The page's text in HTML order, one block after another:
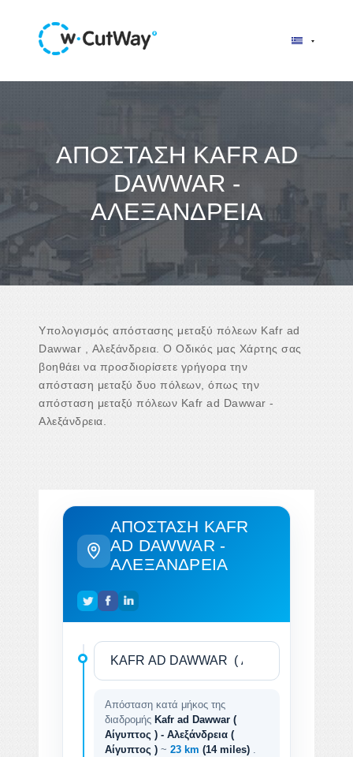
ΑΠΌΣΤΑΣΗ KAFR AD
DAWWAR -
ΑΛΕΞΆΝΔΡΕΙΑ
Υπολογισμός απόστασης μεταξύ πόλεων Kafr ad
Dawwar , Αλεξάνδρεια. Ο Οδικός μας Χάρτης σας
βοηθάει να προσδιορίσετε γρήγορα την
απόσταση μεταξύ δυο πόλεων, όπως την
απόσταση μεταξύ πόλεων Kafr ad Dawwar -
Αλεξάνδρεια.
ΑΠΌΣΤΑΣΗ KAFR
AD DAWWAR -
ΑΛΕΞΆΝΔΡΕΙΑ
Απόσταση κατά μήκος της
διαδρομής Kafr ad Dawwar (
Αίγυπτος ) - Αλεξάνδρεια (
Αίγυπτος ) ~ 23 km (14 miles)